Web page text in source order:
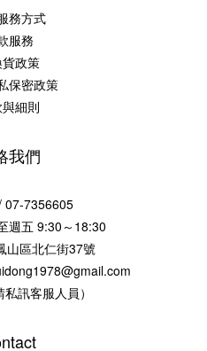
務方式
服務
政策
保密政策
細則
我們
07-7356605
週五 9:30～18:30
山區北仁街37號
訊客服人員）